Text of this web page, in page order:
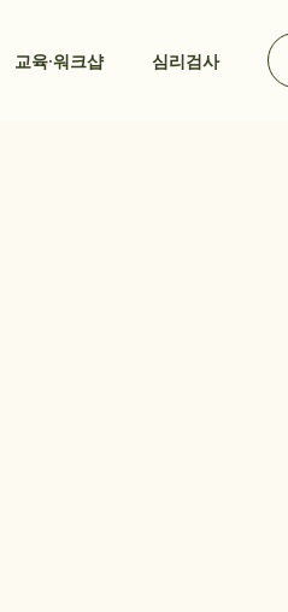
교육·워크샵 심리검사